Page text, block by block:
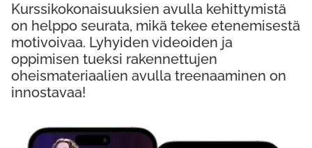
Kurssikokonaisuuksien avulla kehittymistä
on helppo seurata, mikä tekee etenemisestä
motivoivaa. Lyhyiden videoiden ja
oppimisen tueksi rakennettujen
oheismateriaalien avulla treenaaminen on
innostavaa!